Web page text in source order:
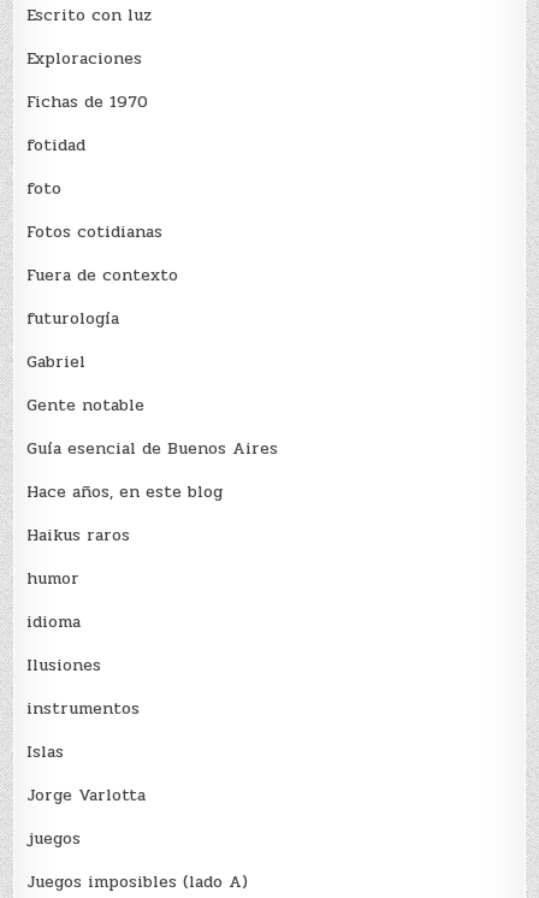
Escrito con luz
Exploraciones
Fichas de 1970
fotidad
foto
Fotos cotidianas
Fuera de contexto
futurología
Gabriel
Gente notable
Guía esencial de Buenos Aires
Hace años, en este blog
Haikus raros
humor
idioma
Ilusiones
instrumentos
Islas
Jorge Varlotta
juegos
Juegos imposibles (lado A)